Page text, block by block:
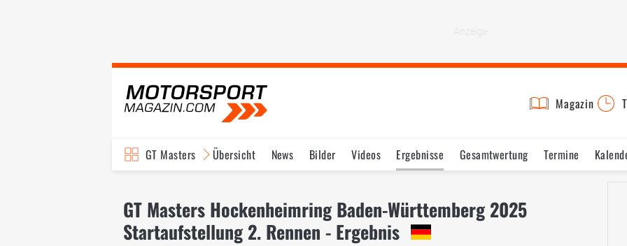
Magazin
GT Masters Übersicht News Bilder Videos Ergebnisse Gesamtwertung Termine
GT Masters Hockenheimring Baden-Württemberg 2025
Startaufstellung 2. Rennen - Ergebnis